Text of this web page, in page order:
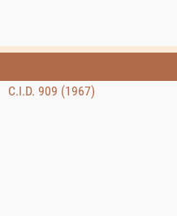
C.I.D. 909 (1967)